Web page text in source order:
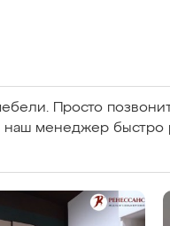
Просто
наш менеджер быстро